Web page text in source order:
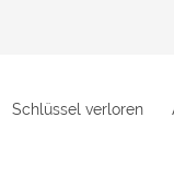
Schlüssel verloren